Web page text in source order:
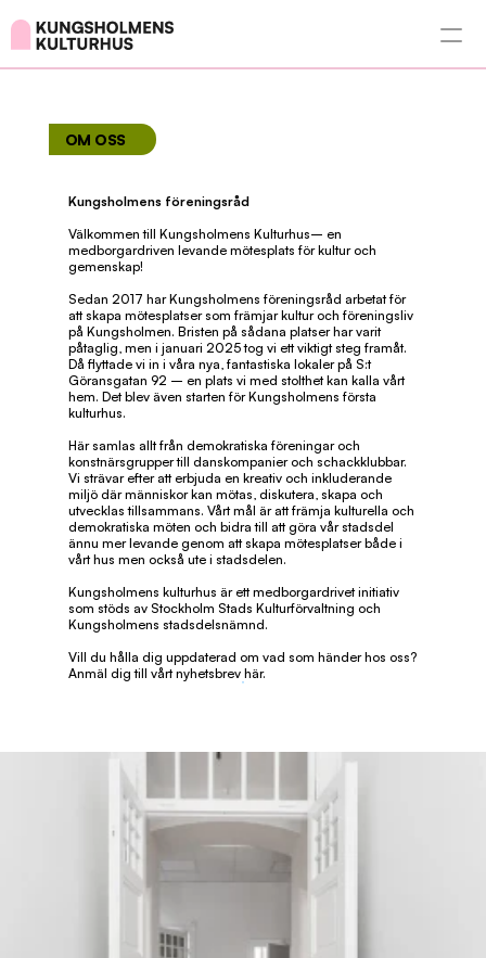
OM OSS
Kungsholmens föreningsråd
Välkommen till Kungsholmens Kulturhus– en
medborgardriven levande mötesplats för kultur och
gemenskap!
Sedan 2017 har Kungsholmens föreningsråd arbetat för
att skapa mötesplatser som främjar kultur och föreningsliv
på Kungsholmen. Bristen på sådana platser har varit
påtaglig, men i januari 2025 tog vi ett viktigt steg framåt.
Då flyttade vi in i våra nya, fantastiska lokaler på S:t
Göransgatan 92 – en plats vi med stolthet kan kalla vårt
hem. Det blev även starten för Kungsholmens första
kulturhus.
Här samlas allt från demokratiska föreningar och
konstnärsgrupper till danskompanier och schackklubbar.
Vi strävar efter att erbjuda en kreativ och inkluderande
miljö där människor kan mötas, diskutera, skapa och
utvecklas tillsammans. Vårt mål är att främja kulturella och
demokratiska möten och bidra till att göra vår stadsdel
ännu mer levande genom att skapa mötesplatser både i
vårt hus men också ute i stadsdelen.
Kungsholmens kulturhus är ett medborgardrivet initiativ
som stöds av Stockholm Stads Kulturförvaltning och
Kungsholmens stadsdelsnämnd.
Vill du hålla dig uppdaterad om vad som händer hos oss?
Anmäl dig till vårt nyhetsbrev här.